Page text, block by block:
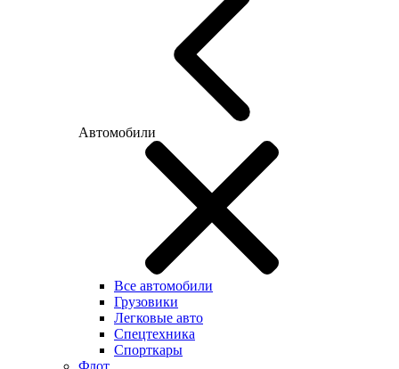
Автомобили
Все автомобили
Грузовики
Легковые авто
Спецтехника
Спорткары
Флот